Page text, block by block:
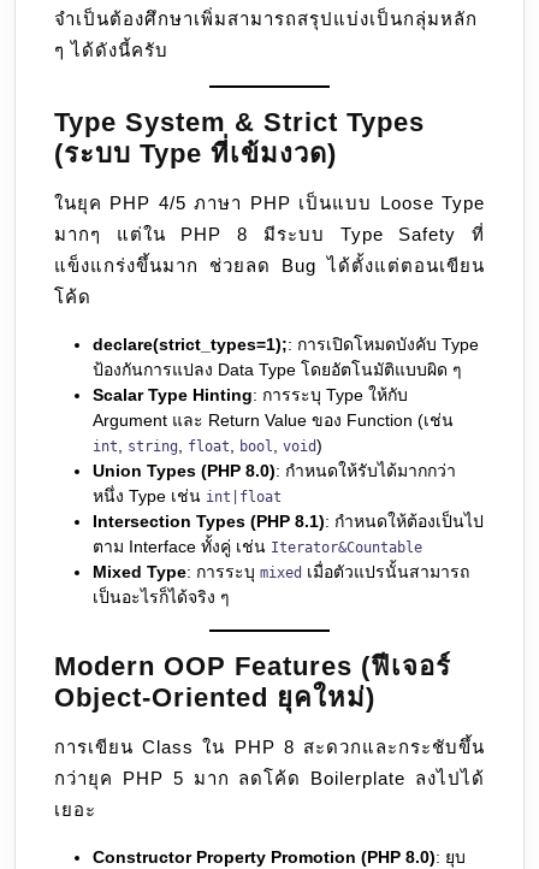
จำเป็นต้องศึกษาเพิ่มสามารถสรุปแบ่งเป็นกลุ่มหลัก
ๆ ได้ดังนี้ครับ
Type System & Strict Types
(ระบบ Type ที่เข้มงวด)
ในยุค PHP 4/5 ภาษา PHP เป็นแบบ Loose Type
มากๆ แต่ใน PHP 8 มีระบบ Type Safety ที่
แข็งแกร่งขึ้นมาก ช่วยลด Bug ได้ตั้งแต่ตอนเขียน
โค้ด
declare(strict_types=1);: การเปิดโหมดบังคับ Type
ป้องกันการแปลง Data Type โดยอัตโนมัติแบบผิด ๆ
Scalar Type Hinting: การระบุ Type ให้กับ
Argument และ Return Value ของ Function (เช่น
int, string, float, bool, void)
Union Types (PHP 8.0): กำหนดให้รับได้มากกว่า
หนึ่ง Type เช่น int|float
Intersection Types (PHP 8.1): กำหนดให้ต้องเป็นไป
ตาม Interface ทั้งคู่ เช่น Iterator&Countable
Mixed Type: การระบุ mixed เมื่อตัวแปรนั้นสามารถ
เป็นอะไรก็ได้จริง ๆ
Modern OOP Features (ฟีเจอร์
Object-Oriented ยุคใหม่)
การเขียน Class ใน PHP 8 สะดวกและกระชับขึ้น
กว่ายุค PHP 5 มาก ลดโค้ด Boilerplate ลงไปได้
เยอะ
Constructor Property Promotion (PHP 8.0): ยุบ